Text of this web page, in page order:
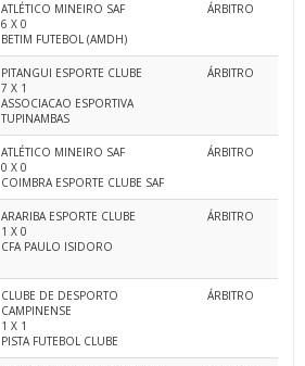
ATLÉTICO MINEIRO SAF
6 X 0
BETIM FUTEBOL (AMDH)
ÁRBITRO
PITANGUI ESPORTE CLUBE
7 X 1
ASSOCIACAO ESPORTIVA
TUPINAMBAS
ÁRBITRO
ATLÉTICO MINEIRO SAF
0 X 0
COIMBRA ESPORTE CLUBE SAF
ÁRBITRO
ARARIBA ESPORTE CLUBE
1 X 0
CFA PAULO ISIDORO
ÁRBITRO
CLUBE DE DESPORTO
CAMPINENSE
1 X 1
PISTA FUTEBOL CLUBE
ÁRBITRO